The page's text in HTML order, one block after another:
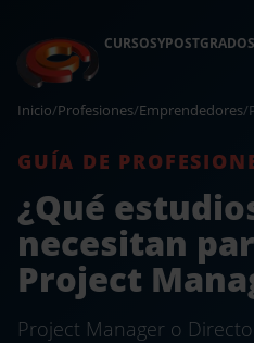
Inicio/Profesiones/Emprendedores/
GUÍA DE
¿Qué
necesitan
Project
Project Manager o